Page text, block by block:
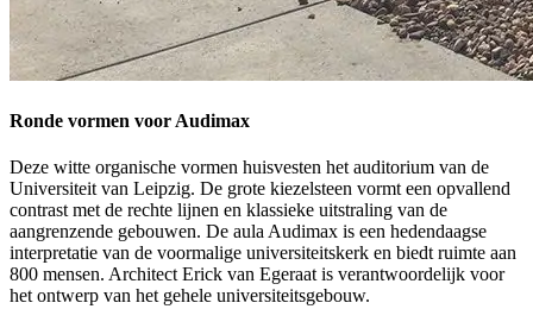
Ronde vormen voor Audimax
Deze witte organische vormen huisvesten het auditorium van de
Universiteit van Leipzig. De grote kiezelsteen vormt een opvallend
contrast met de rechte lijnen en klassieke uitstraling van de
aangrenzende gebouwen. De aula Audimax is een hedendaagse
interpretatie van de voormalige universiteitskerk en biedt ruimte aan
800 mensen. Architect Erick van Egeraat is verantwoordelijk voor
het ontwerp van het gehele universiteitsgebouw.